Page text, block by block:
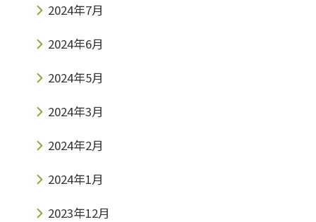
2024年7月
2024年6月
2024年5月
2024年3月
2024年2月
2024年1月
2023年12月